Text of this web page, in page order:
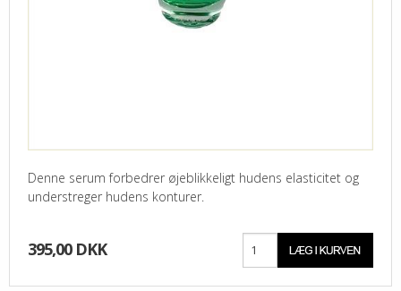
Denne serum forbedrer øjeblikkeligt hudens elasticitet og
understreger hudens konturer.
395,00 DKK